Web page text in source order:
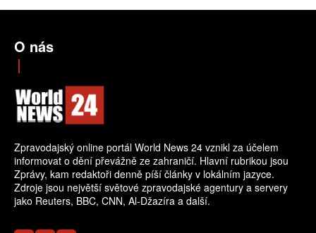
O nás
Zpravodajský online portál World News 24 vznikl za účelem
informovat o dění převážně ze zahraničí. Hlavní rubrikou jsou
Zprávy, kam redaktoři denně píší články v lokálním jazyce.
Zdroje jsou největší světové zpravodajské agentury a servery
jako Reuters, BBC, CNN, Al-Džazíra a další.